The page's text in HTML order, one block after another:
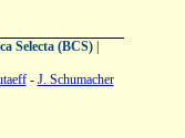
Selecta (BCS)|
- J. Schumacher